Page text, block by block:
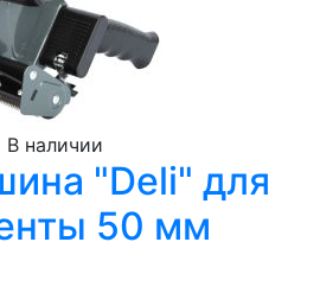
В наличии
"Deli" для
50 мм